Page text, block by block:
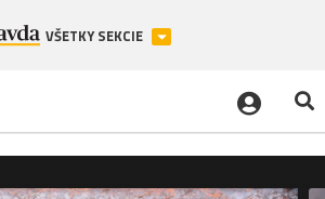
VŠETKY SEKCIE